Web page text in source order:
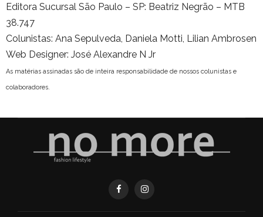
Editora Sucursal São Paulo – SP: Beatriz Negrão – MTB
38.747
Colunistas: Ana Sepulveda, Daniela Motti, Lilian Ambrosen
Web Designer: José Alexandre N Jr
As matérias assinadas são de inteira responsabilidade de nossos colunistas e
colaboradores.